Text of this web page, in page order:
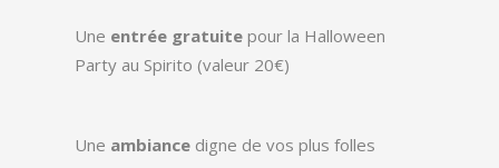
Une entrée gratuite pour la Halloween
Party au Spirito (valeur 20€)
Une ambiance digne de vos plus folles